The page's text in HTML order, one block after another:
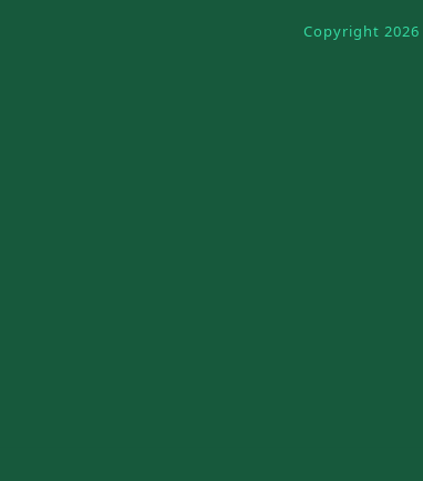
Copyright 2026